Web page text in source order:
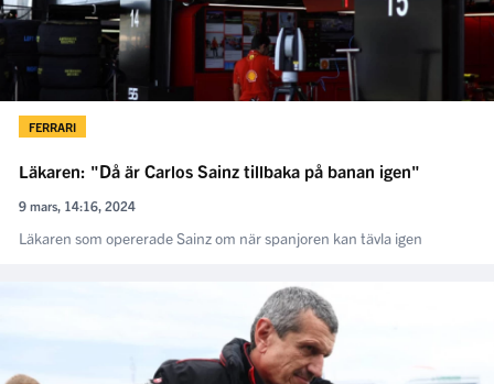
FERRARI
Läkaren: "Då är Carlos Sainz tillbaka på banan igen"
9 mars, 14:16, 2024
Läkaren som opererade Sainz om när spanjoren kan tävla igen